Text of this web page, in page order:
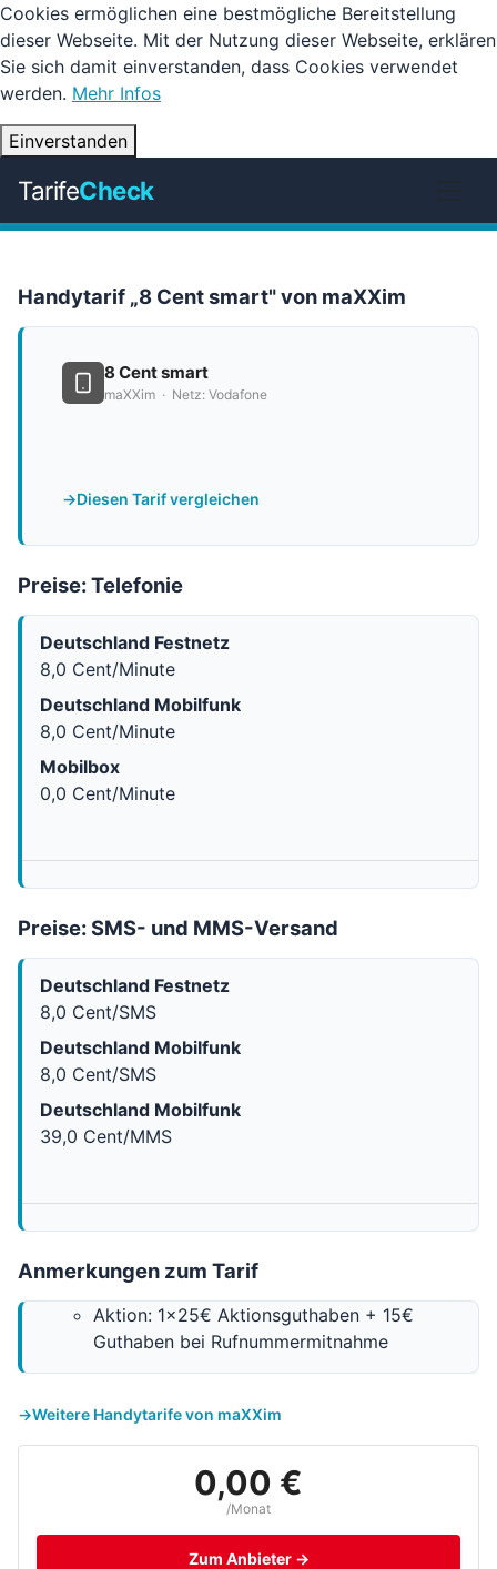
Cookies ermöglichen eine bestmögliche Bereitstellung
dieser Webseite. Mit der Nutzung dieser Webseite, erklären
Sie sich damit einverstanden, dass Cookies verwendet
werden. Mehr Infos
Einverstanden
TarifeCheck
Handytarif „8 Cent smart" von maXXim
8 Cent smart
maXXim · Netz: Vodafone
Diesen Tarif vergleichen
Preise: Telefonie
Deutschland Festnetz
8,0 Cent/Minute
Deutschland Mobilfunk
8,0 Cent/Minute
Mobilbox
0,0 Cent/Minute
Preise: SMS- und MMS-Versand
Deutschland Festnetz
8,0 Cent/SMS
Deutschland Mobilfunk
8,0 Cent/SMS
Deutschland Mobilfunk
39,0 Cent/MMS
Anmerkungen zum Tarif
Aktion: 1x25€ Aktionsguthaben + 15€
Guthaben bei Rufnummermitnahme
Weitere Handytarife von maXXim
0,00 €
/Monat
Zum Anbieter →